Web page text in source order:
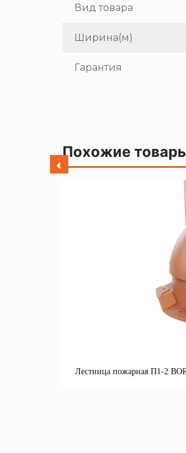
Вид товара
Ширина(м)
Гарантия
Похожие
Лестница пожарная П1-2